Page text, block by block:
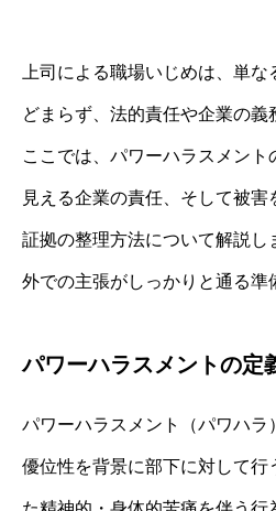
上司による職場いじめは、単
どまらず、法的責任や企業の義
ここでは、パワーハラスメント
見える企業の責任、そして被
証拠の整理方法について解説し
外での主張がしっかりと通る準
パワーハラスメントの定
パワーハラスメント（パワハラ
優位性を背景に部下に対して行